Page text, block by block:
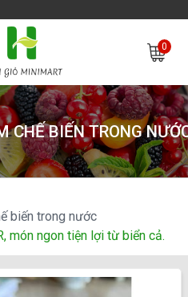
0
CHẾ BIẾN TRONG
biến trong nước
món ngon tiện lợi từ biển cả.